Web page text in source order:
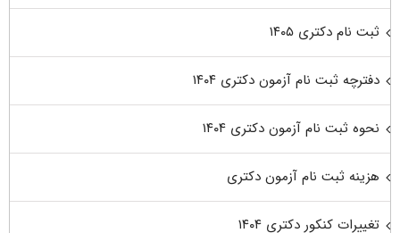
ثبت نام دکتری ۱۴۰۵
دفترچه ثبت نام آزمون دکتری ۱۴۰۴
نحوه ثبت نام آزمون دکتری ۱۴۰۴
هزینه ثبت نام آزمون دکتری
تغییرات کنکور دکتری ۱۴۰۴